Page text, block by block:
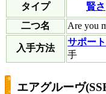
タイプ
賢さ
二つ名
Are you
入手方法
サポー
手
エアグルーヴ